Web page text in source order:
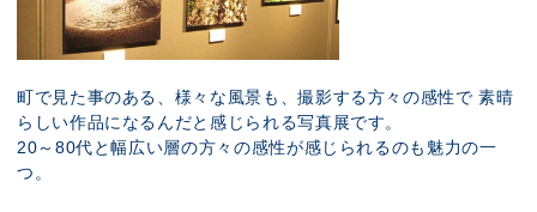
町で見た事のある、様々な風景も、撮影する方々の感性で 素晴
らしい作品になるんだと感じられる写真展です。
20～80代と幅広い層の方々の感性が感じられるのも魅力の一
つ。